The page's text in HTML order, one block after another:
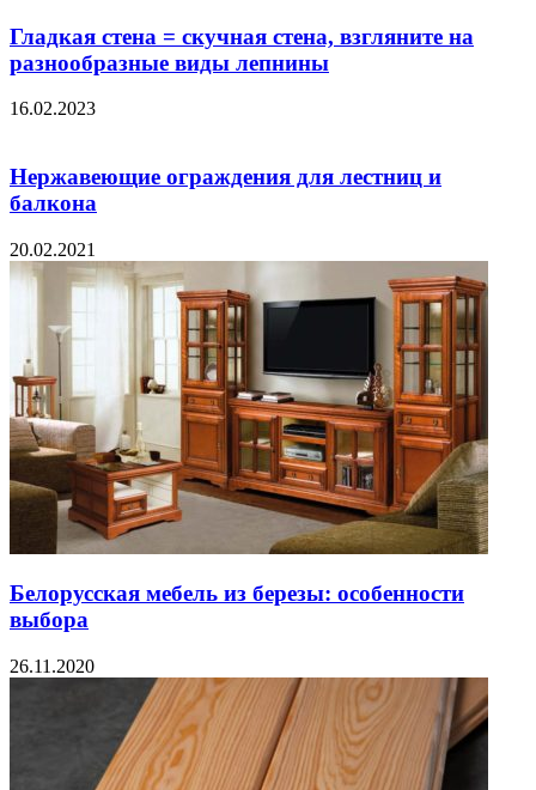
Гладкая стена = скучная стена, взгляните на
разнообразные виды лепнины
16.02.2023
Нержавеющие ограждения для лестниц и
балкона
20.02.2021
Белорусская мебель из березы: особенности
выбора
26.11.2020